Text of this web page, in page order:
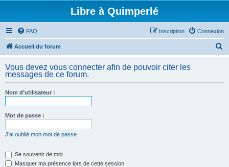
Libre à Quimperlé
FAQ Connexion
Inscription
Accueil du forum
h
Vous devez vous connecter afin de pouvoir citer les
messages de ce forum.
Nom d’utilisateur :
Mot de passe :
J’ai oublié mon mot de passe
Se souvenir de moi
Masquer ma présence lors de cette session